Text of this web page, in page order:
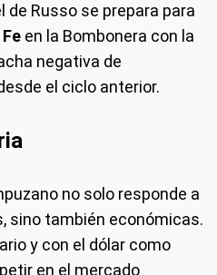
Russo se prepara para
en la Bombonera con la
negativa de
el ciclo anterior.
no solo responde a
sino también económicas.
y con el dólar como
en el mercado